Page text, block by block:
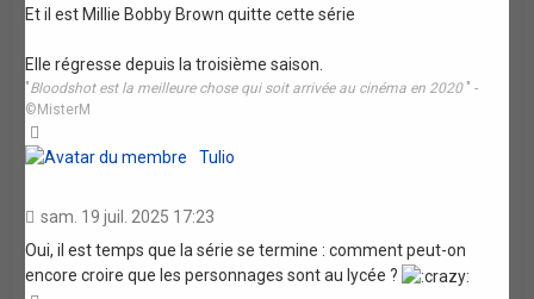
Et il est Millie Bobby Brown quitte cette série
Elle régresse depuis la troisième saison.
"Bloodshot est la meilleure chose qui soit arrivée au cinéma en 2020 " -
©MisterM
Tulio
sam. 19 juil. 2025 17:23
Oui, il est temps que la série se termine : comment peut-on
encore croire que les personnages sont au lycée ?